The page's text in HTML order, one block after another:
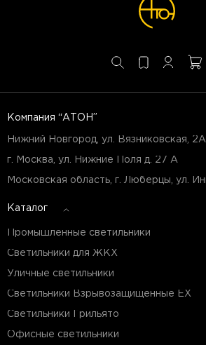
Компания “АТОН”
Нижний Новгород, ул. Вязниковская, 2А
г. Москва, ул. Нижние Поля д. 27 А
Каталог
Промышленные светильники
Светильники для ЖКХ
Уличные светильники
Светильники Взрывозащищенные EX
Светильники Грильято
Офисные светильники